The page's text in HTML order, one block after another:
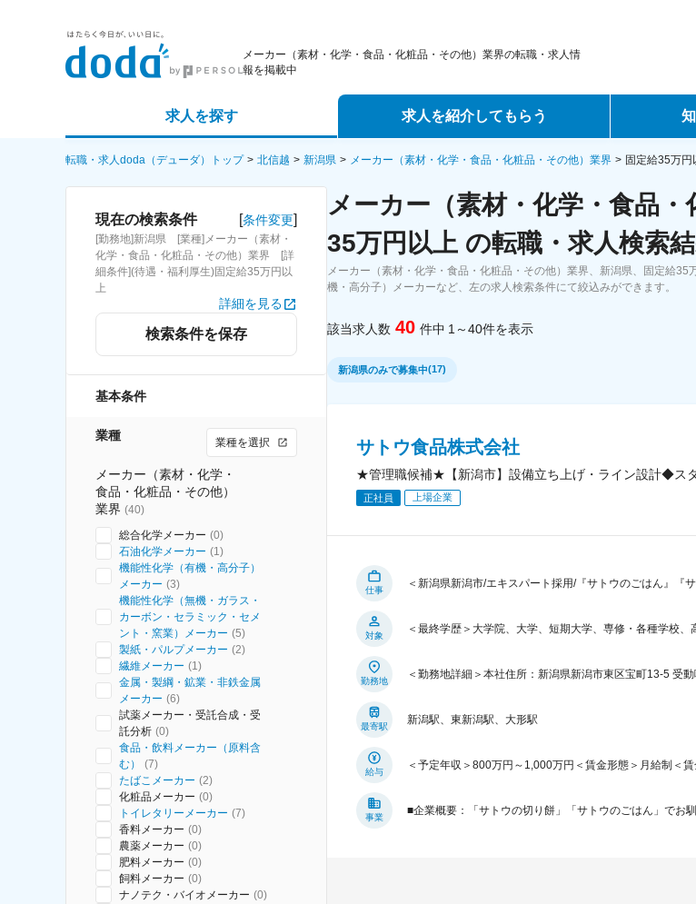
メーカー（素材・化学・食品・化粧品・その他）業界の転職・求人情
報を掲載中
求人を探す
詳細条件から探す
求人特集から探す
求人を紹介してもらう
エージェントサービス
スカウトサービス
パートナーエージェントサービス
転職ノウハ
データで見
コラム・イ
転職Q&A
転職・求人doda（デューダ）トップ 北信越 新潟県 メーカー（素材・化学・食品・化粧品・その他）業界 固定給35万
現在の検索条件 [条件変更]
[勤務地]新潟県 [業種]メーカー（素材・
化学・食品・化粧品・その他）業界 [詳
細条件](待遇・福利厚生)固定給35万円以
上
詳細を見る
検索条件を保存
基本条件
業種 業種を選択
メーカー（素材・化学・
食品・化粧品・その他）
業界 (40)
総合化学メーカー (0)
石油化学メーカー (1)
機能性化学（有機・高分子）
メーカー (3)
機能性化学（無機・ガラス・
カーボン・セラミック・セメ
ント・窯業）メーカー (5)
製紙・パルプメーカー (2)
繊維メーカー (1)
金属・製綱・鉱業・非鉄金属
メーカー (6)
試薬メーカー・受託合成・受
託分析 (0)
食品・飲料メーカー（原料含
む）
(7)
たばこメーカー (2)
化粧品メーカー (0)
トイレタリーメーカー (7)
香料メーカー (0)
農薬メーカー (0)
肥料メーカー (0)
飼料メーカー (0)
ナノテク・バイオメーカー (0)
メーカー（素材・化学・食品
35万円以上 の転職・求人検索
メーカー（素材・化学・食品・化粧品・その他）業界、新潟県、固定給
機・高分子）メーカーなど、左の求人検索条件にて絞込みができます。
該当求人数 40 件中 1～40件を表示
新潟県のみで募集中(17)
サトウ食品株式会社
★管理職候補★【新潟市】設備立ち上げ・ライン設計◆ス
正社員 上場企業
仕事
＜新潟県新潟市/エキスパート採用/『サトウのごはん』『
対象
＜最終学歴＞大学院、大学、短期大学、専修・各種学校
勤務地
＜勤務地詳細＞本社住所：新潟県新潟市東区宝町13-5 受
最寄駅
新潟駅、東新潟駅、大形駅
給与
＜予定年収＞800万円～1,000万円＜賃金形態＞月給制＜
事業
■企業概要：「サトウの切り餅」「サトウのごはん」でお